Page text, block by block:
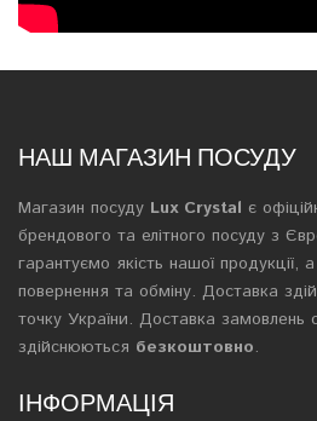
НАШ МАГАЗИН ПОСУДУ
Магазин посуду Lux Crystal є
брендового та елітного посуду з
гарантуємо якість нашої продукції,
повернення та обміну. Доставка
точку України. Доставка замовлень
здійснюються безкоштовно.
ІНФОРМАЦІЯ